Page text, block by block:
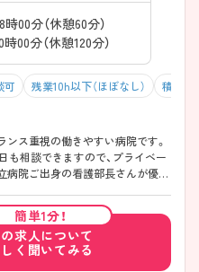
00分（休憩60分）
00分（休憩120分）
可 残業10h以下（ほぼなし） 積極採
ス重視の働きやすい病院です。
も相談できますので、プライベー
簡単1分！
求人について
く聞いてみる